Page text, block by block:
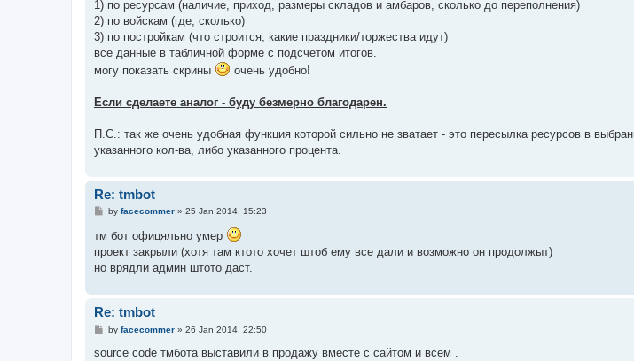
1) по ресурсам (наличие, приход, размеры складов и амбаров, сколько до переполнения)
2) по войскам (где, сколько)
3) по постройкам (что строится, какие праздники/торжества идут)
все данные в табличной форме с подсчетом итогов.
могу показать скрины
очень удобно!
Если сделаете аналог - буду безмерно благодарен.
П.С.: так же очень удобная функция которой сильно не зватает - это пересылка ресурсов в
указанного кол-ва, либо указанного процента.
Re: tmbot
P
t
by facecommer» 25 Jan 2014, 15:23
тм бот офицяльно умер
проект закрыли (хотя там ктото хочет штоб ему все дали и возможно он продолжыт)
но врядли админ штото даст.
Re: tmbot
P
s
by facecommer» 26 Jan 2014, 22:50
source code тмбота выставили в продажу вместе с сайтом и всем .